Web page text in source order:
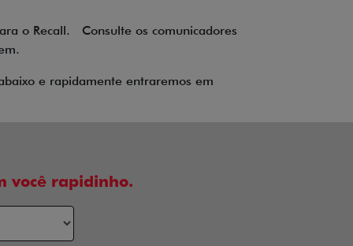
o Recall. Consulte os comunicadores
e rapidamente entraremos em
você rapidinho.